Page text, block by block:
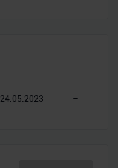
24.05.2023 –